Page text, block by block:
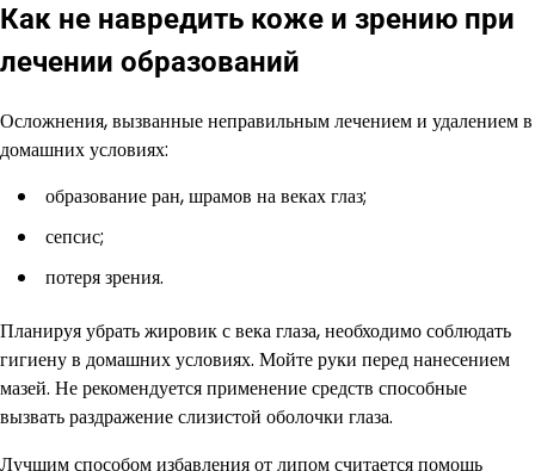
Как не навредить коже и зрению при
лечении образований
Осложнения, вызванные неправильным лечением и удалением в
домашних условиях:
образование ран, шрамов на веках глаз;
сепсис;
потеря зрения.
Планируя убрать жировик с века глаза, необходимо соблюдать
гигиену в домашних условиях. Мойте руки перед нанесением
мазей. Не рекомендуется применение средств способные
вызвать раздражение слизистой оболочки глаза.
Лучшим способом избавления от липом считается помощь